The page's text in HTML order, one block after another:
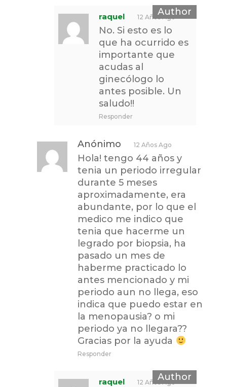
raquel 12 Años Ago
No. Si esto es lo
que ha ocurrido es
importante que
acudas al
ginecólogo lo
antes posible. Un
saludo!!
Responder
Anónimo 12 Años Ago
Hola! tengo 44 años y
tenia un periodo irregular
durante 5 meses
aproximadamente, era
abundante, por lo que el
medico me indico que
tenia que hacerme un
legrado por biopsia, ha
pasado un mes de
haberme practicado lo
antes mencionado y mi
periodo aun no llega, eso
indica que puedo estar en
la menopausia? o mi
periodo ya no llegara??
Gracias por la ayuda
Responder
raquel 12 Años Ago